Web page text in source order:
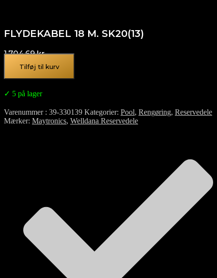
FLYDEKABEL 18 M. SK20(13)
1.704,69kr.
Tilføj til kurv
✓ 5 på lager
Varenummer 39-330139 Kategorier Pool, Rengøring, Reservedele
Mærker Maytronics, Welldana Reservedele